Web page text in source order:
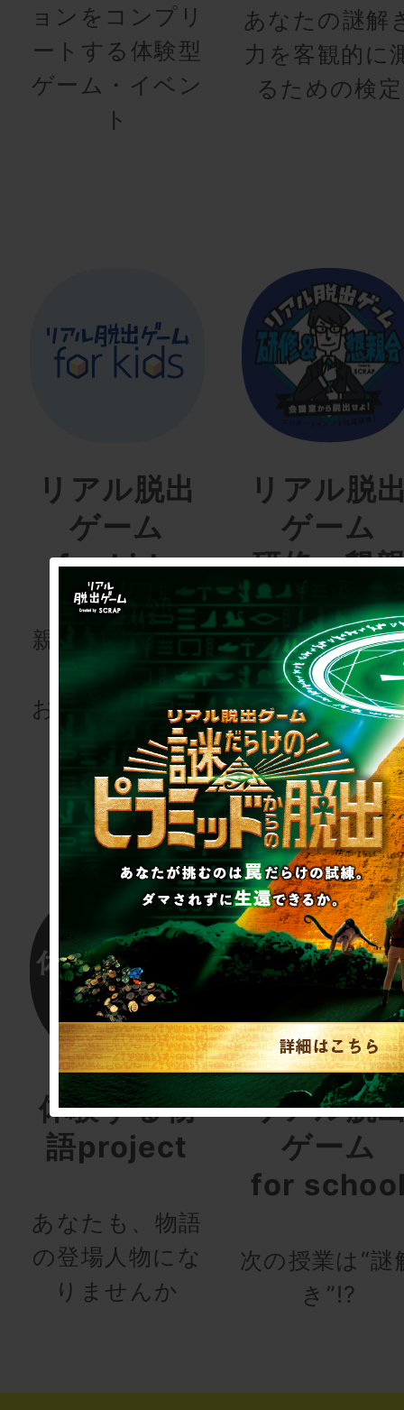
ョンをコンプリ
ートする体験型
ゲーム・イベン
ト
あなたの謎解
力を客観的に
るための検定
リアル脱出
ゲーム
for kids
親子で楽しむ謎
解きを
お届けします！
リアル脱
ゲーム
研修・懇
会
研修用・懇親
用会議
室型リアル脱
ゲーム
体験する物
語project
あなたも、物語
の登場人物にな
りませんか
リアル脱
ゲーム
for
次の授業は“謎
き”!?